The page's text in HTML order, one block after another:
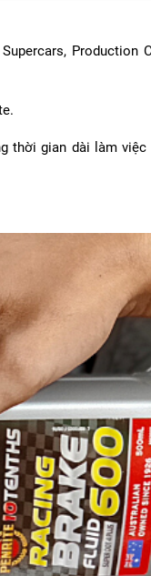
Production
thời gian dài làm